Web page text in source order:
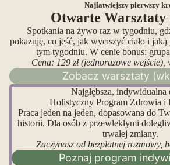
Najłatwiejszy pierwszy
Otwarte Warsztaty
Spotkania na żywo raz w tygodniu,
pokazuję, co jeść, jak wyciszyć ciało i
tym tygodniu. W cenie bonus:
Cena: 129 zł (jednorazowe wejście),
Zobacz warsztaty
Najgłębsza, indywidualna
Holistyczny Program Zdrowia i
Praca jeden na jeden, dopasowana do
historii. Dla osób z przewlekłymi
trwałej zmiany.
Zaczynasz od bezpłatnej rozmowy,
Poznaj program